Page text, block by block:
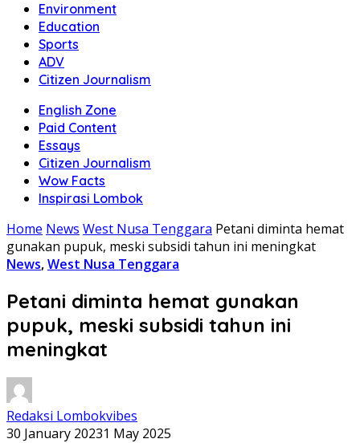
Environment
Education
Sports
ADV
Citizen Journalism
English Zone
Paid Content
Essays
Citizen Journalism
Wow Facts
Inspirasi Lombok
Home News West Nusa Tenggara Petani diminta hemat
gunakan pupuk, meski subsidi tahun ini meningkat
News,West Nusa Tenggara
Petani diminta hemat gunakan
pupuk, meski subsidi tahun ini
meningkat
Redaksi Lombokvibes
30 January 20231 May 2025